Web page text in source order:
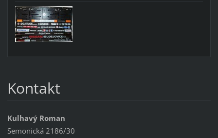
Kontakt
Kulhavý Roman
Semonická 2186/30